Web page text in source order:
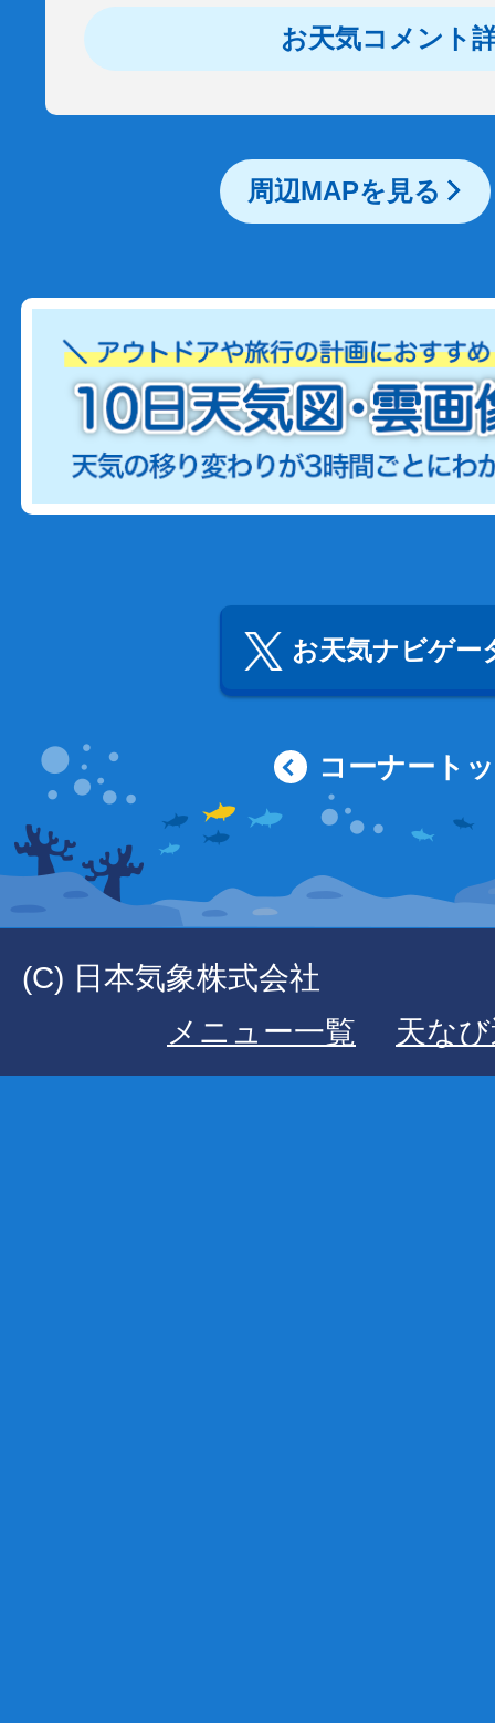
お天気コメント
周辺MAPを見る
お天気ナビゲー
コーナート
(C) 日本気象株式会社
メニュー一覧
天な